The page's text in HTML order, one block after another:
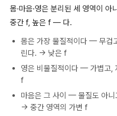
몸·마음·영은 분리된 세 영역이 아
중간 f, 높은 f — 다.
몸은 가장 물질적이다 — 무겁
린다. → 낮은 f
영은 비물질적이다 — 가볍고,
f
마음은 그 사이 — 물질도 아니
→ 중간 영역의 가변 f